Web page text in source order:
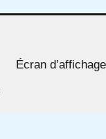
Écran d’affichage